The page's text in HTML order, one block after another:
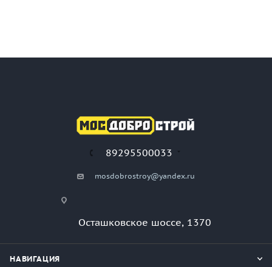
89295500033
mosdobrostroy@yandex.ru
Осташковское шоссе, 1370
НАВИГАЦИЯ